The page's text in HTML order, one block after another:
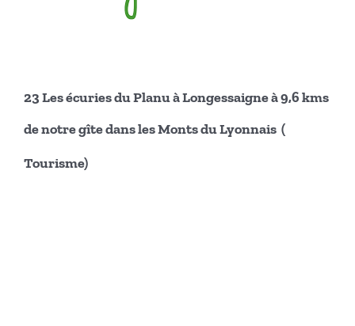
23Les écuries du Planu à Longessaigne à9,6kms
de notre gîte dans les Monts du Lyonnais (
Tourisme)